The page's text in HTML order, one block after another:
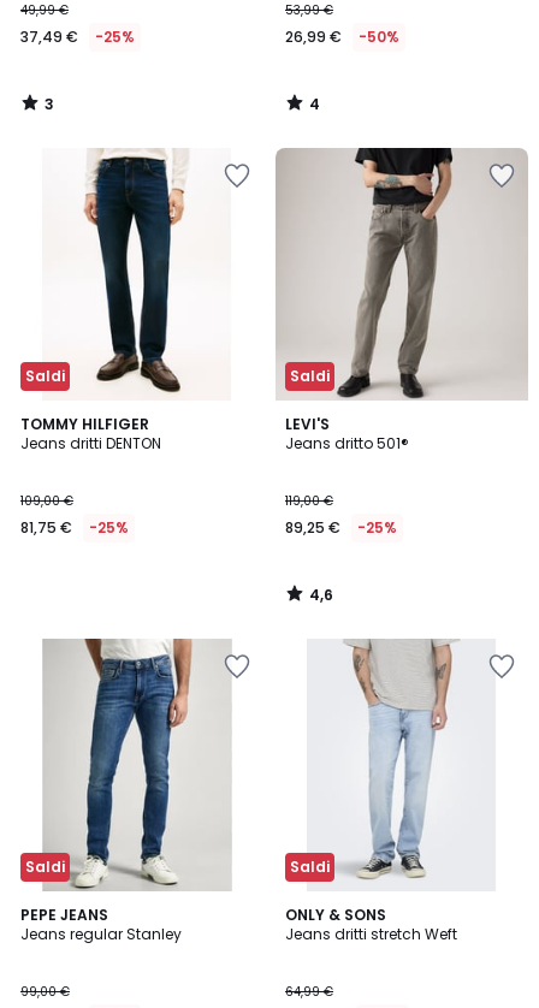
49,99 €
37,49 € -25%
3
/
53,99 €
26,99 € -50%
4
/
Saldi
TOMMY HILFIGER
Jeans dritti DENTON
109,00 €
81,75 € -25%
Saldi
LEVI'S
Jeans dritto 501®
119,00 €
89,25 € -25%
4,6
/ 5
4,6
/
Saldi
PEPE JEANS
Jeans regular Stanley
99,00 €
5
/
Saldi
ONLY & SONS
Jeans dritti stretch Weft
64,99 €
5
/